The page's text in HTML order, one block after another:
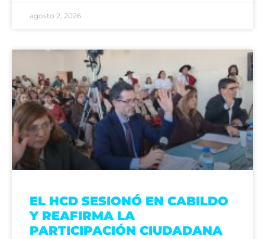
agosto 2, 2026
EL HCD SESIONÓ EN CABILDO
Y REAFIRMA LA
PARTICIPACIÓN CIUDADANA